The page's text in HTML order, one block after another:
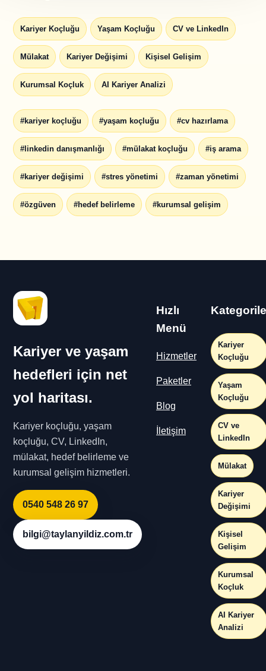
Kariyer Koçluğu Yaşam Koçluğu CV ve LinkedIn
Mülakat Kariyer Değişimi Kişisel Gelişim
Kurumsal Koçluk AI Kariyer Analizi
#kariyer koçluğu #yaşam koçluğu #cv hazırlama
#linkedin danışmanlığı #mülakat koçluğu #iş arama
#kariyer değişimi #stres yönetimi #zaman yönetimi
#özgüven #hedef belirleme #kurumsal gelişim
Kariyer ve yaşam
hedefleri için net
yol haritası.
Kariyer koçluğu, yaşam
koçluğu, CV, LinkedIn,
mülakat, hedef belirleme ve
kurumsal gelişim hizmetleri.
0540 548 26 97
bilgi@taylanyildiz.com.tr
Hızlı
Menü
Hizmetler
Paketler
Blog
İletişim
Kariyer
Koçluğu
Yaşam
Koçluğu
CV ve
LinkedIn
Mülakat
Kariyer
Değişimi
Kişisel
Gelişim
Kurumsal
Koçluk
AI Kariyer
Analizi